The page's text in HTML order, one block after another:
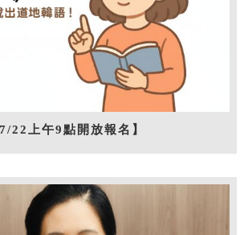
22上午9點開放報名】